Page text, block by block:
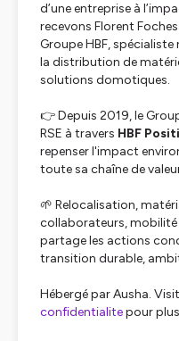
d’une entreprise à
recevons Florent
Groupe HBF,
la distribution de
solutions domotiques.
👉 Depuis 2019, le
RSE à travers HBF
repenser l'impact
toute sa chaîne de
🌱 Relocalisation,
collaborateurs, mobilité
partage les actions
transition durable,
Hébergé par Ausha.
confidentialitepour